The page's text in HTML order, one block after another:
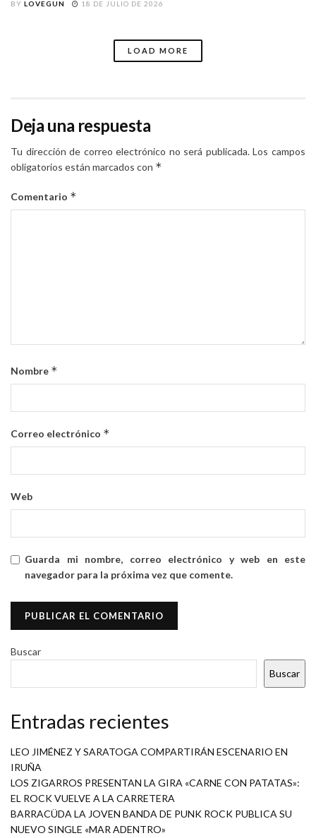
BY LOVEGUN 18 DE JULIO DE 2026
LOAD MORE
Deja una respuesta
Tu dirección de correo electrónico no será publicada. Los campos
obligatorios están marcados con *
Comentario *
Nombre *
Correo electrónico *
Web
Guarda mi nombre, correo electrónico y web en este
navegador para la próxima vez que comente.
Buscar
Buscar
Entradas recientes
LEO JIMÉNEZ Y SARATOGA COMPARTIRÁN ESCENARIO EN
IRUÑA
LOS ZIGARROS PRESENTAN LA GIRA «CARNE CON PATATAS»:
EL ROCK VUELVE A LA CARRETERA
BARRACÜDA LA JOVEN BANDA DE PUNK ROCK PUBLICA SU
NUEVO SINGLE «MAR ADENTRO»